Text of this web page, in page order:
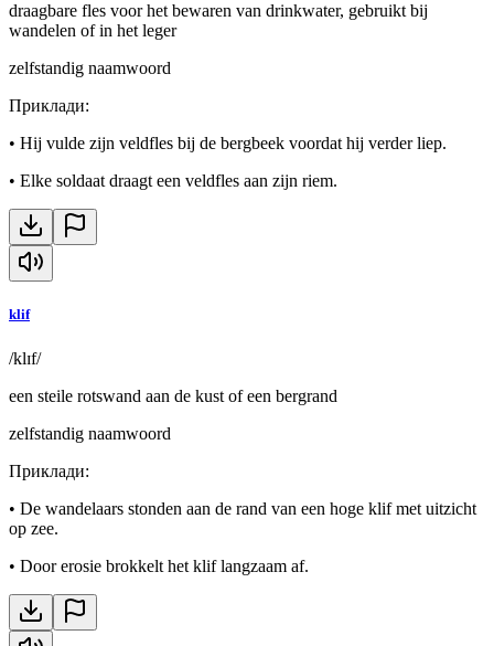
draagbare fles voor het bewaren van drinkwater, gebruikt bij
wandelen of in het leger
zelfstandig naamwoord
Приклади:
• Hij vulde zijn veldfles bij de bergbeek voordat hij verder liep.
• Elke soldaat draagt een veldfles aan zijn riem.
klif
/klɪf/
een steile rotswand aan de kust of een bergrand
zelfstandig naamwoord
Приклади:
• De wandelaars stonden aan de rand van een hoge klif met uitzicht
op zee.
• Door erosie brokkelt het klif langzaam af.